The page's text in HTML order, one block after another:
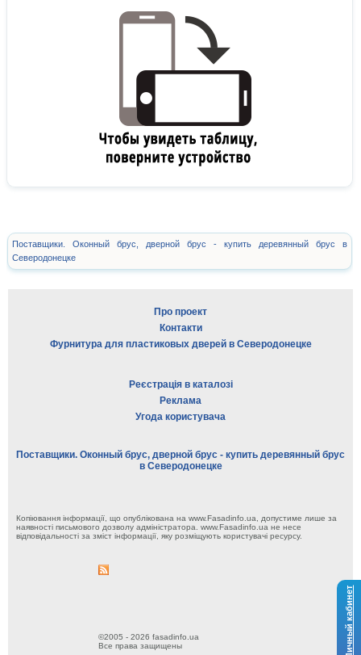
Личный кабинет
Поставщики. Оконный брус, дверной брус - купить деревянный брус в
Северодонецке
Про проект
Контакти
Фурнитура для пластиковых дверей в Северодонецке
Реєстрація в каталозі
Реклама
Угода користувача
Поставщики. Оконный брус, дверной брус - купить деревянный брус
в Северодонецке
Копіювання інформації, що опублікована на www.Fasadinfo.ua, допустиме лише за
наявності письмового дозволу адміністратора. www.Fasadinfo.ua не несе
відповідальності за зміст інформації, яку розміщують користувачі ресурсу.
©2005 - 2026 fasadinfo.ua
Все права защищены